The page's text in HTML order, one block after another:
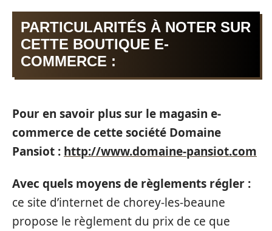
PARTICULARITÉS À NOTER SUR
CETTE BOUTIQUE E-
COMMERCE :
Pour en savoir plus sur le magasin e-
commerce de cette société Domaine
Pansiot : http://www.domaine-pansiot.com
Avec quels moyens de règlements régler :
ce site d’internet de chorey-les-beaune
propose le règlement du prix de ce que